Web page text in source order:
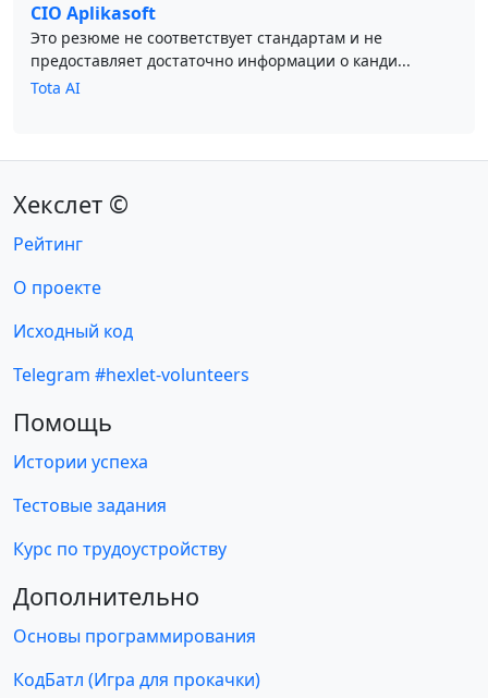
CIO Aplikasoft
Это резюме не соответствует стандартам и не
предоставляет достаточно информации о канди...
Tota AI
Хекслет ©
Рейтинг
О проекте
Исходный код
Telegram #hexlet-volunteers
Помощь
Истории успеха
Тестовые задания
Курс по трудоустройству
Дополнительно
Основы программирования
КодБатл (Игра для прокачки)